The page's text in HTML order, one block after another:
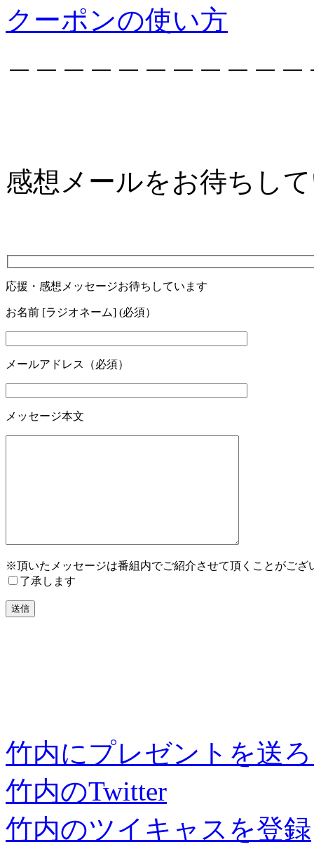
クーポンの使い方
感想メールをお待ちし
応援・感想メッセージお待ちしています
お名前 [ラジオネーム] (必須）
メールアドレス（必須）
メッセージ本文
※頂いたメッセージは番組内でご紹介させて頂くことがござ
了承します
竹内にプレゼントを送
竹内のTwitter
竹内のツイキャスを登録